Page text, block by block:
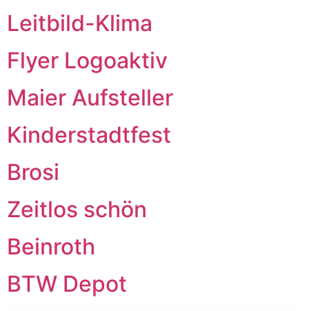
Leitbild-Klima
Flyer Logoaktiv
Maier Aufsteller
Kinderstadtfest
Brosi
Zeitlos schön
Beinroth
BTW Depot